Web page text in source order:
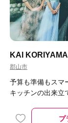
KAI KORIYAMA
郡山市
予算も準備もスマ
キッチンの出来立
プ